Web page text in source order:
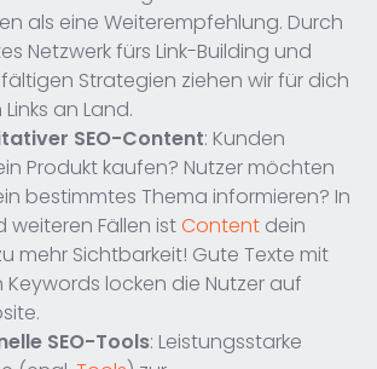
als eine Weiterempfehlung. Durch
Netzwerk fürs Link-Building und
Strategien ziehen wir für dich
an Land.
SEO-Content: Kunden
Produkt kaufen? Nutzer möchten
bestimmtes Thema informieren? In
weiteren Fällen istContent dein
mehr Sichtbarkeit! Gute Texte mit
locken die Nutzer auf
SEO-Tools: Leistungsstarke